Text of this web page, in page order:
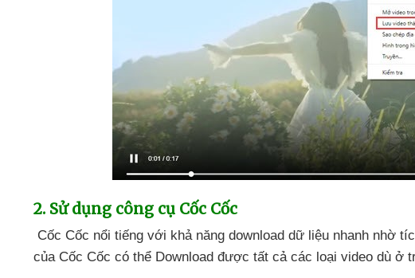
2. Sử dụng công cụ Cốc Cốc
Cốc Cốc nổi tiếng với khả năng download dữ liệu nhanh nhờ
của Cốc Cốc có thể Download được tất cả các loại video dù ở